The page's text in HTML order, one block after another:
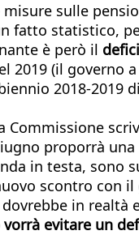
sulle
fatto statistico,
è però il
2019 (il governo
2018-2019
Commissione
proporrà
in testa, sono
scontro con il
in realtà
vorrà evitare un